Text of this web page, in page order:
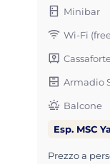
Minibar
Wi-Fi
Armadio
Balcone
Esp. MSC
Prezzo a